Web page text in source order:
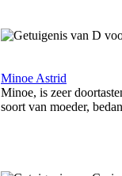
Minoe Astrid
Minoe, is zeer
soort van moeder,